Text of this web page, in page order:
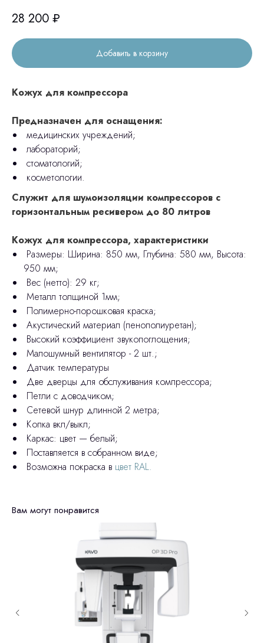
28 200 ₽
Добавить в корзину
Кожух для компрессора
Предназначен для оснащения:
медицинских учреждений;
лабораторий;
стоматологий;
косметологии.
Служит для шумоизоляции компрессоров с
горизонтальным ресивером до 80 литров
Кожух для компрессора, характеристики
Размеры: Ширина: 850 мм, Глубина: 580 мм, Высота:
950 мм;
Вес (нетто): 29 кг;
Металл толщиной 1мм;
Полимерно-порошковая краска;
Акустический материал (пенополиуретан);
Высокий коэффициент звукопоглощения;
Малошумный вентилятор - 2 шт.;
Датчик температуры
Две дверцы для обслуживания компрессора;
Петли с доводчиком;
Сетевой шнур длинной 2 метра;
Копка вкл/выкл;
Каркас: цвет — белый;
Поставляется в собранном виде;
Возможна покраска в цвет RAL.
Вам могут понравится